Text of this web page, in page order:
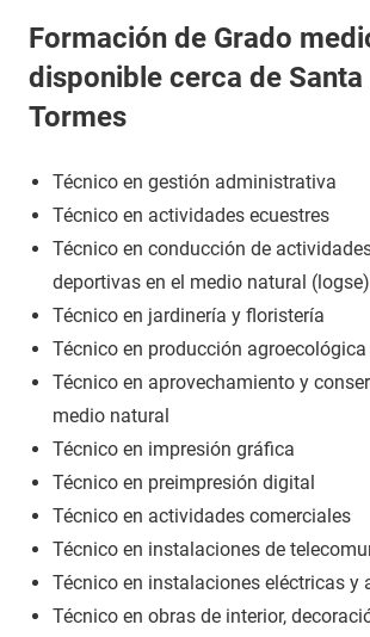
Formación de Grado
disponible cerca de
Tormes
Técnico en gestión administrativa
Técnico en actividades ecuestres
Técnico en conducción de
deportivas en el medio natural (logse)
Técnico en jardinería y floristería
Técnico en producción agroecológica
Técnico en aprovechamiento y
medio natural
Técnico en impresión gráfica
Técnico en preimpresión digital
Técnico en actividades comerciales
Técnico en instalaciones de
Técnico en instalaciones eléctricas y
Técnico en obras de interior,